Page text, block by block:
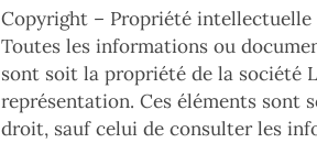
Copyright – Propriété intellectuelle
Toutes les informations ou
sont soit la propriété de la société
représentation. Ces éléments sont
droit, sauf celui de consulter les